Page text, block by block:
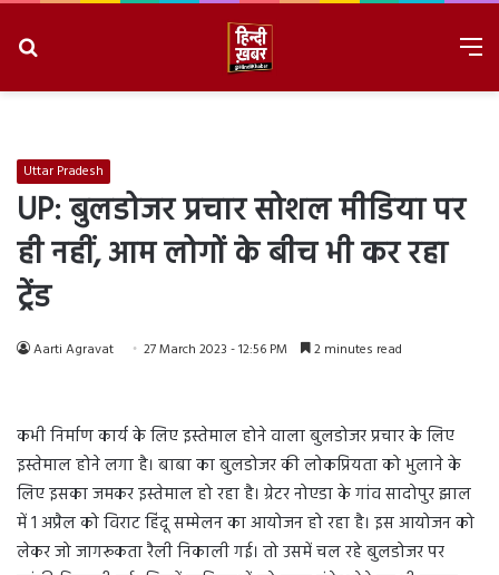
Uttar Pradesh
UP: बुलडोजर प्रचार सोशल मीडिया पर
ही नहीं, आम लोगों के बीच भी कर रहा
ट्रेंड
Aarti Agravat 27 March 2023 - 12:56 PM 2 minutes read
कभी निर्माण कार्य के लिए इस्तेमाल होने वाला बुलडोजर प्रचार के लिए
इस्तेमाल होने लगा है। बाबा का बुलडोजर की लोकप्रियता को भुलाने के
लिए इसका जमकर इस्तेमाल हो रहा है। ग्रेटर नोएडा के गांव सादोपुर झाल
में 1 अप्रैल को विराट हिंदू सम्मेलन का आयोजन हो रहा है। इस आयोजन को
लेकर जो जागरूकता रैली निकाली गई। तो उसमें चल रहे बुलडोजर पर